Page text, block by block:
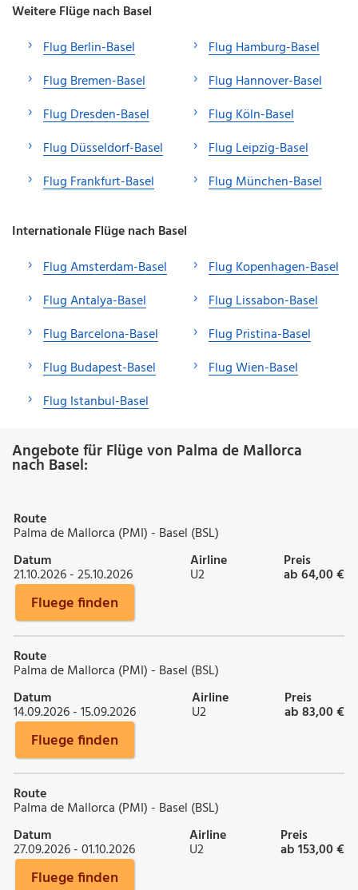
Weitere Flüge nach Basel
Flug Berlin-Basel
Flug Bremen-Basel
Flug Dresden-Basel
Flug Düsseldorf-Basel
Flug Frankfurt-Basel
Flug Hamburg-Basel
Flug Hannover-Basel
Flug Köln-Basel
Flug Leipzig-Basel
Flug München-Basel
Internationale Flüge nach Basel
Flug Amsterdam-Basel
Flug Antalya-Basel
Flug Barcelona-Basel
Flug Budapest-Basel
Flug Istanbul-Basel
Flug Kopenhagen-Basel
Flug Lissabon-Basel
Flug Pristina-Basel
Flug Wien-Basel
Angebote für Flüge von Palma de Mallorca
nach Basel:
Route
Palma de Mallorca (PMI) - Basel (BSL)
Datum
21.10.2026 - 25.10.2026
Airline
U2
Preis
ab 64,00 €
Fluege finden
Route
Palma de Mallorca (PMI) - Basel (BSL)
Datum
14.09.2026 - 15.09.2026
Airline
U2
Preis
ab 83,00 €
Fluege finden
Route
Palma de Mallorca (PMI) - Basel (BSL)
Datum
27.09.2026 - 01.10.2026
Airline
U2
Preis
ab 153,00 €
Fluege finden